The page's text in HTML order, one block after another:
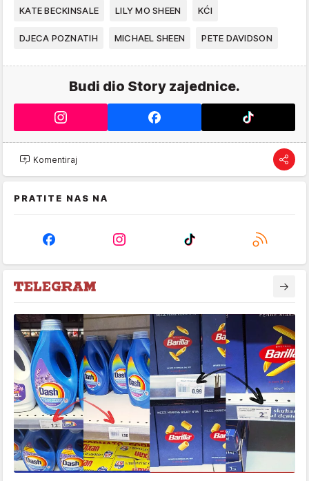
KATE BECKINSALE LILY MO SHEEN KĆI
DJECA POZNATIH MICHAEL SHEEN PETE DAVIDSON
Budi dio Story zajednice.
Komentiraj
PRATITE NAS NA